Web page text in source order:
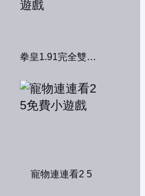
拳皇1.91完全雙人版
寵物連連看2 5